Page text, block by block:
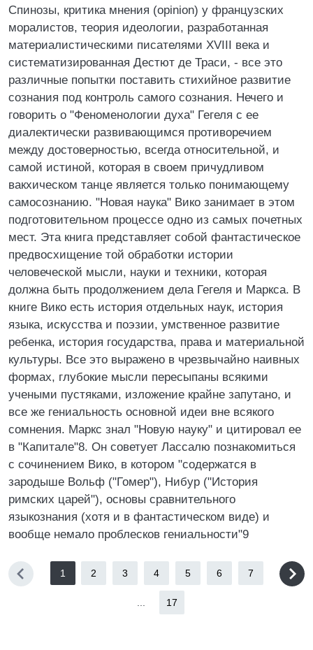
Спинозы, критика мнения (opinion) у французских
моралистов, теория идеологии, разработанная
материалистическими писателями XVIII века и
систематизированная Дестют де Траси, - все это
различные попытки поставить стихийное развитие
сознания под контроль самого сознания. Нечего и
говорить о "Феноменологии духа" Гегеля с ее
диалектически развивающимся противоречием
между достоверностью, всегда относительной, и
самой истиной, которая в своем причудливом
вакхическом танце является только понимающему
самосознанию. "Новая наука" Вико занимает в этом
подготовительном процессе одно из самых почетных
мест. Эта книга представляет собой фантастическое
предвосхищение той обработки истории
человеческой мысли, науки и техники, которая
должна быть продолжением дела Гегеля и Маркса. В
книге Вико есть история отдельных наук, история
языка, искусства и поэзии, умственное развитие
ребенка, история государства, права и материальной
культуры. Все это выражено в чрезвычайно наивных
формах, глубокие мысли пересыпаны всякими
учеными пустяками, изложение крайне запутано, и
все же гениальность основной идеи вне всякого
сомнения. Маркс знал "Новую науку" и цитировал ее
в "Капитале"8. Он советует Лассалю познакомиться
с сочинением Вико, в котором "содержатся в
зародыше Вольф ("Гомер"), Нибур ("История
римских царей"), основы сравнительного
языкознания (хотя и в фантастическом виде) и
вообще немало проблесков гениальности"9
1 2 3 4 5 6 7
17